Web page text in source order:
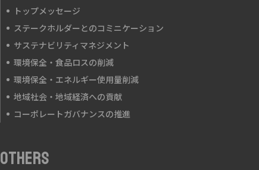
トップメッセージ
ステークホルダーとのコミニケーション
サステナビリティマネジメント
環境保全・食品ロスの削減
環境保全・エネルギー使用量削減
地域社会・地域経済への貢献
コーポレートガバナンスの推進
OTHERS